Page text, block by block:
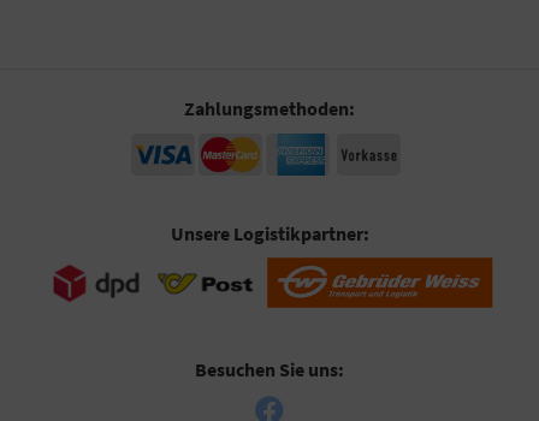
Zahlungsmethoden:
Unsere Logistikpartner:
Besuchen Sie uns: